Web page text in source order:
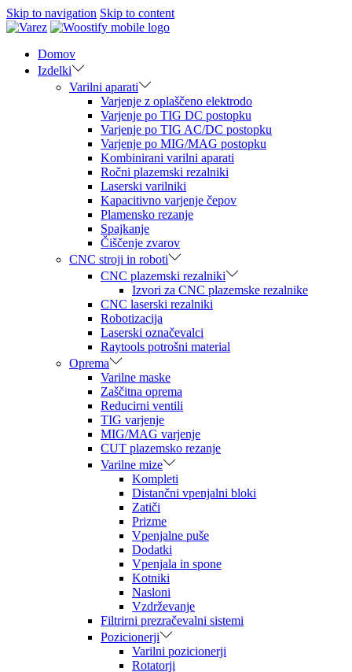
Skip to navigation Skip to content
Domov
Izdelki
Varilni aparati
Varjenje z oplaščeno elektrodo
Varjenje po TIG DC postopku
Varjenje po TIG AC/DC postopku
Varjenje po MIG/MAG postopku
Kombinirani varilni aparati
Ročni plazemski rezalniki
Laserski varilniki
Kapacitivno varjenje čepov
Plamensko rezanje
Spajkanje
Čiščenje zvarov
CNC stroji in roboti
CNC plazemski rezalniki
Izvori za CNC plazemske rezalnike
CNC laserski rezalniki
Robotizacija
Laserski označevalci
Raytools potrošni material
Oprema
Varilne maske
Zaščitna oprema
Reducirni ventili
TIG varjenje
MIG/MAG varjenje
CUT plazemsko rezanje
Varilne mize
Kompleti
Distančni vpenjalni bloki
Zatiči
Prizme
Vpenjalne puše
Dodatki
Vpenjala in spone
Kotniki
Nasloni
Vzdrževanje
Filtrirni prezračevalni sistemi
Pozicionerji
Varilni pozicionerji
Rotatorji